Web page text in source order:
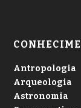
Antropologia
Arqueologia
Astronomia